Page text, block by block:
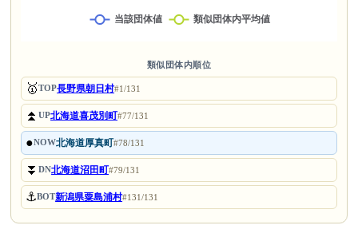
類似団体内順位
🥇TOP長野県朝日村#1/131
⏫UP北海道喜茂別町#77/131
●NOW北海道厚真町#78/131
⏬DN北海道沼田町#79/131
⚓BOT新潟県粟島浦村#131/131